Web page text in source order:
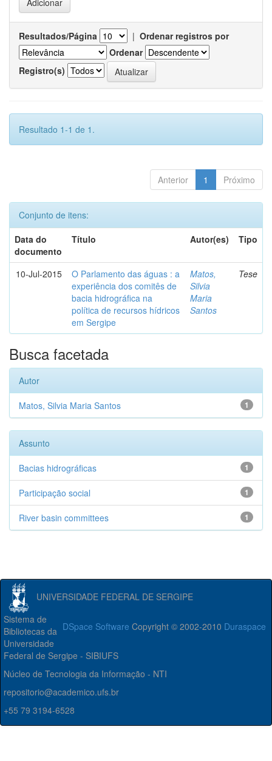
Resultados/Página | Ordenar registros por
Ordenar
Registro(s)
Resultado 1-1 de 1.
Anterior 1 Próximo
Conjunto de itens:
Data do
documento
Título Autor(es) Tipo
10-Jul-2015
O Parlamento das águas : a
experiência dos comitês de
bacia hidrográfica na
política de recursos hídricos
em Sergipe
Matos,
Silvia
Maria
Santos
Tese
Busca facetada
Autor
1
Matos, Silvia Maria Santos
Assunto
1
Bacias hidrográficas
1
Participação social
1
River basin committees
UNIVERSIDADE FEDERAL DE SERGIPE
DSpace Software Copyright © 2002-2010 Duraspace
Sistema de
Bibliotecas da
Universidade
Federal de Sergipe - SIBIUFS
Núcleo de Tecnologia da Informação - NTI
repositorio@academico.ufs.br
+55 79 3194-6528